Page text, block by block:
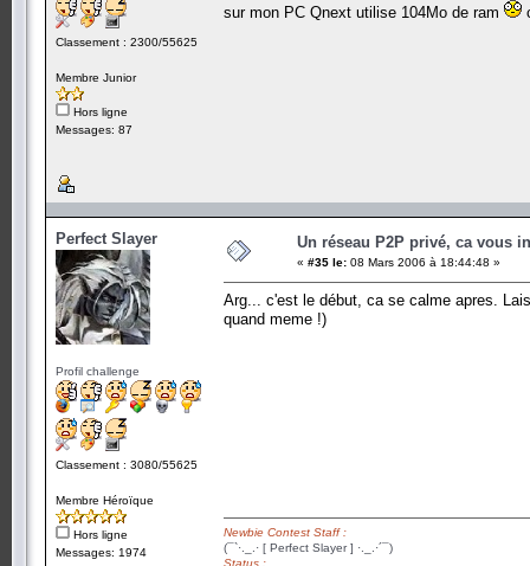
Classement : 2300/55625
Membre Junior
Hors ligne
Messages: 87
sur mon PC Qnext utilise 104Mo de ram
Perfect Slayer
Profil challenge
Classement : 3080/55625
Membre Héroïque
Hors ligne
Messages: 1974
Un réseau P2P privé, ca vous
« #35 le: 08 Mars 2006 à 18:44:48 »
Arg... c'est le début, ca se calme apres.
quand meme !)
Newbie Contest Staff :
(¯`·._.· [ Perfect Slayer ] ·._.·´¯)
Status :